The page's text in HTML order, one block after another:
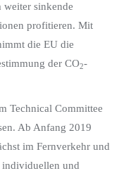
sinkende
profitieren. Mit
die EU die
der CO2-
Technical Committee
Ab Anfang 2019
im Fernverkehr und
individuellen und